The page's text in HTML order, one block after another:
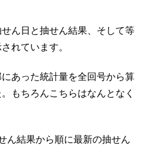
ん日と抽せん結果、そして等
れています。
あった統計量を全回号から算
もちろんこちらはなんとなく
ん結果から順に最新の抽せん